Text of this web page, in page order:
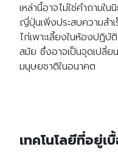
เหล่านี้อาจไม่ใช่คำถามใ
ญี่ปุ่นเพิ่งประสบความสำ
ไก่เพาะเลี้ยงในห้องปฏิบั
สมัย ซึ่งอาจเป็นจุดเปลี่
มนุษยชาติในอนาคต
เทคโนโลยีที่อยู่เ